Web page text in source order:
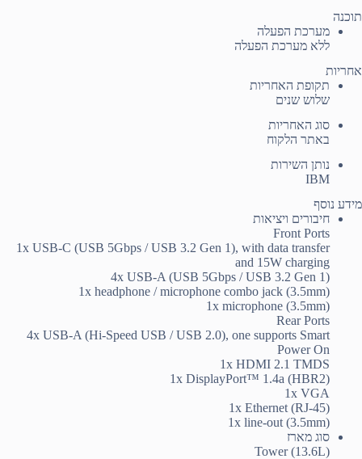
תוכנה
מערכת הפעלה
ללא מערכת הפעלה
אחריות
תקופת האחריות
שלוש שנים
סוג האחריות
באתר הלקוח
נותן השירות
IBM
מידע נוסף
חיבורים ויציאות
Front Ports
1x USB-C (USB 5Gbps / USB 3.2 Gen 1), with data transfer
and 15W charging
4x USB-A (USB 5Gbps / USB 3.2 Gen 1)
1x headphone / microphone combo jack (3.5mm)
1x microphone (3.5mm)
Rear Ports
4x USB-A (Hi-Speed USB / USB 2.0), one supports Smart
Power On
1x HDMI 2.1 TMDS
1x DisplayPort™ 1.4a (HBR2)
1x VGA
1x Ethernet (RJ-45)
1x line-out (3.5mm)
סוג מארז
Tower (13.6L)